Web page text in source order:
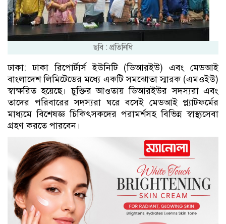
ছবি : প্রতিনিধি
ঢাকা: ঢাকা রিপোর্টার্স ইউনিটি (ডিআরইউ) এবং মেডআই
বাংলাদেশ লিমিটেডের মধ্যে একটি সমঝোতা স্মারক (এমওইউ)
স্বাক্ষরিত হয়েছে। চুক্তির আওতায় ডিআরইউর সদস্যরা এবং
তাদের পরিবারের সদস্যরা ঘরে বসেই মেডআই প্ল্যাটফর্মের
মাধ্যমে বিশেষজ্ঞ চিকিৎসকদের পরামর্শসহ বিভিন্ন স্বাস্থ্যসেবা
গ্রহণ করতে পারবেন।